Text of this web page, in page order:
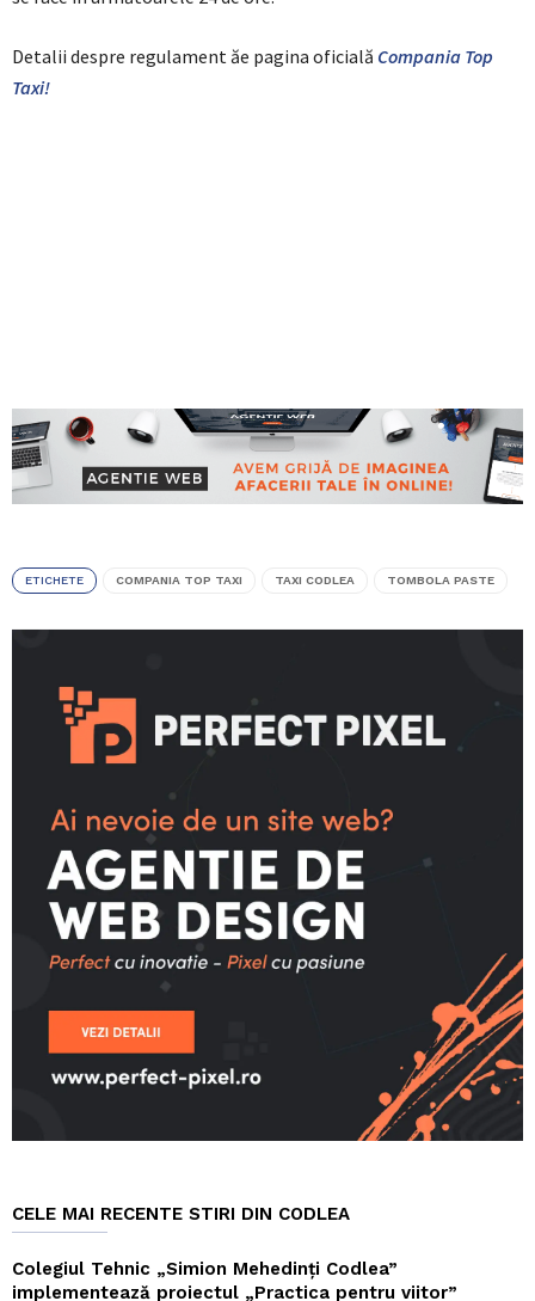
Detalii despre regulament ăe pagina oficială Compania Top
Taxi!
ETICHETE COMPANIA TOP TAXI TAXI CODLEA TOMBOLA PASTE
CELE MAI RECENTE STIRI DIN CODLEA
Colegiul Tehnic „Simion Mehedinți Codlea”
implementează proiectul „Practica pentru viitor”